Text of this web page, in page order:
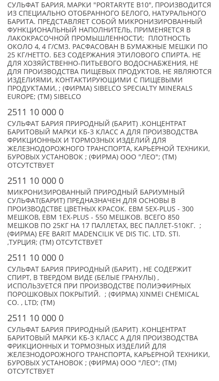
СУЛЬФАТ БАРИЯ, МАРКИ "PORTARYTE B10", ПРОИЗВОДИТСЯ
ИЗ СПЕЦИАЛЬНО ОТОБРАННОГО БЕЛОГО, НАТУРАЛЬНОГО
БАРИТА. ПРЕДСТАВЛЯЕТ СОБОЙ МИКРОНИЗИРОВАННЫЙ
ФУНКЦИОНАЛЬНЫЙ НАПОЛНИТЕЛЬ, ПРИМЕНЯЕТСЯ В
ЛАКОКРАСОЧНОЙ ПРОМЫШЛЕННОСТИ; ПЛОТНОСТЬ
ОКОЛО 4, 4 Г/СМ3. РАСФАСОВАН В БУМАЖНЫЕ МЕШКИ ПО
25 КГ/НЕТТО. БЕЗ СОДЕРЖАНИЯ ЭТИЛОВОГО СПИРТА. НЕ
ДЛЯ ХОЗЯЙСТВЕННО-ПИТЬЕВОГО ВОДОСНАБЖЕНИЯ, НЕ
ДЛЯ ПРОИЗВОДСТВА ПИЩЕВЫХ ПРОДУКТОВ, НЕ ЯВЛЯЮТСЯ
ИЗДЕЛИЯМИ, КОНТАКТИРУЮЩИМИ С ПИЩЕВЫМИ
ПРОДУКТАМИ, ; (ФИРМА) SIBELCO SPECIALTY MINERALS
EUROPE; (TM) SIBELCO
2511 10 000 0
СУЛЬФАТ БАРИЯ ПРИРОДНЫЙ (БАРИТ) .КОНЦЕНТРАТ
БАРИТОВЫЙ МАРКИ КБ-3 КЛАСС А ДЛЯ ПРОИЗВОДСТВА
ФРИКЦИОННЫХ И ТОРМОЗНЫХ ИЗДЕЛИЙ ДЛЯ
ЖЕЛЕЗНОДОРОЖНОГО ТРАНСПОРТА, КАРЬЕРНОЙ ТЕХНИКИ,
БУРОВЫХ УСТАНОВОК ; (ФИРМА) ООО "ЛЕО"; (TM)
ОТСУТСТВУЕТ
2511 10 000 0
МИКРОНИЗИРОВАННЫЙ ПРИРОДНЫЙ БАРИУМНЫЙ
СУЛЬФАТ(БАРИТ) ПРЕДНАЗНАЧЕН ДЛЯ ОСНОВЫ В
ПРОИЗВОДСТВЕ ЦВЕТНЫХ КРАСОК. EBM 5EX-PLUS - 300
МЕШКОВ, EBM 1EX-PLUS - 550 МЕШКОВ. ВСЕГО 850
МЕШКОВ ПО 25КГ НА 17 ПАЛЛЕТАХ, ВЕС ПАЛЛЕТ-510КГ. ;
(ФИРМА) EFE BARIT MADENCILIK VE DIS TIC. LTD. STI.
,ТУРЦИЯ; (TM) ОТСУТСТВУЕТ
2511 10 000 0
СУЛЬФАТ БАРИЯ ПРИРОДНЫЙ (БАРИТ) , НЕ СОДЕРЖИТ
СПИРТ, В ТВЕРДОМ ВИДЕ (БЕЛЫЕ ГРАНУЛЫ) ,
ИСПОЛЬЗУЕТСЯ ПРИ ПРОИЗВОДСТВЕ ПОЛИЭФИРНЫХ
ПОРОШКОВЫХ ПОКРЫТИЙ. ; (ФИРМА) XINMEI CHEMICAL
CO. , LTD; (TM)
2511 10 000 0
СУЛЬФАТ БАРИЯ ПРИРОДНЫЙ (БАРИТ) .КОНЦЕНТРАТ
БАРИТОВЫЙ МАРКИ КБ-3 КЛАСС А ДЛЯ ПРОИЗВОДСТВА
ФРИКЦИОННЫХ И ТОРМОЗНЫХ ИЗДЕЛИЙ ДЛЯ
ЖЕЛЕЗНОДОРОЖНОГО ТРАНСПОРТА, КАРЬЕРНОЙ ТЕХНИКИ,
БУРОВЫХ УСТАНОВОК ; (ФИРМА) ООО "ЛЕО"; (TM)
ОТСУТСТВУЕТ